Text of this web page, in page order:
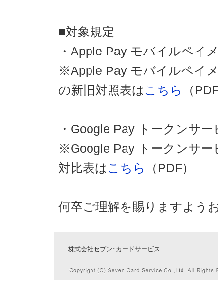
■対象規定
・Apple Pay モバイルペイ
※Apple Pay モバイルペイ
の新旧対照表は こちら （
・Google Pay トークンサ
※Google Pay トークンサー
対比表は こちら （PDF）
何卒ご理解を賜りますよう
株式会社セブン･カードサービス